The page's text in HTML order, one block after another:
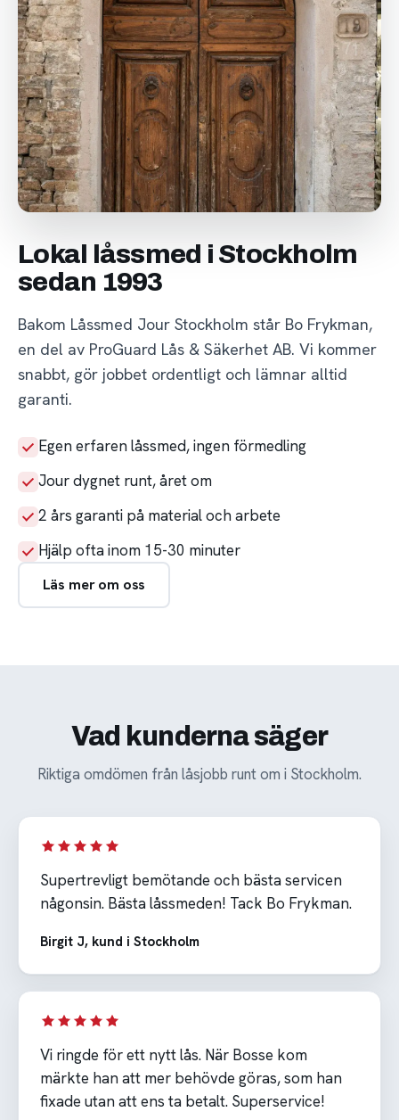
Lokal låssmed i Stockholm
sedan 1993
Bakom Låssmed Jour Stockholm står Bo Frykman,
en del av ProGuard Lås & Säkerhet AB. Vi kommer
snabbt, gör jobbet ordentligt och lämnar alltid
garanti.
Egen erfaren låssmed, ingen förmedling
Jour dygnet runt, året om
2 års garanti på material och arbete
Hjälp ofta inom 15-30 minuter
Läs mer om oss
Vad kunderna säger
Riktiga omdömen från låsjobb runt om i Stockholm.
Supertrevligt bemötande och bästa servicen
någonsin. Bästa låssmeden! Tack Bo Frykman.
Birgit J, kund i Stockholm
Vi ringde för ett nytt lås. När Bosse kom
märkte han att mer behövde göras, som han
fixade utan att ens ta betalt. Superservice!